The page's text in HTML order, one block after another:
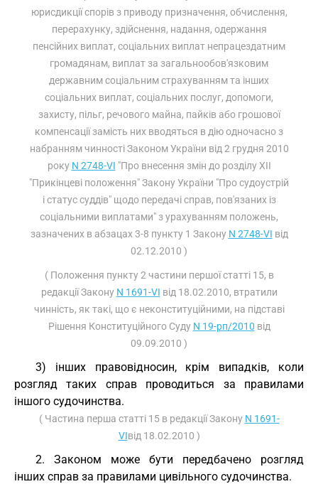
юрисдикції спорів з приводу призначення, обчислення,
перерахунку, здійснення, надання, одержання
пенсійних виплат, соціальних виплат непрацездатним
громадянам, виплат за загальнообов'язковим
державним соціальним страхуванням та інших
соціальних виплат, соціальних послуг, допомоги,
захисту, пільг, речового майна, пайків або грошової
компенсації замість них вводяться в дію одночасно з
набранням чинності Законом України від 2 грудня 2010
року N 2748-VI "Про внесення змін до розділу XII
"Прикінцеві положення" Закону України "Про судоустрій
і статус суддів" щодо передачі справ, пов'язаних із
соціальними виплатами" з урахуванням положень,
зазначених в абзацах 3-8 пункту 1 Закону N 2748-VI від
02.12.2010 )
( Положення пункту 2 частини першої статті 15, в
редакції Закону N 1691-VI від 18.02.2010, втратили
чинність, як такі, що є неконституційними, на підставі
Рішення Конституційного Суду N 19-рп/2010 від
09.09.2010 )
3) інших правовідносин, крім випадків, коли
розгляд таких справ проводиться за правилами
іншого судочинства.
( Частина перша статті 15 в редакції Закону N 1691-
VIвід 18.02.2010 )
2. Законом може бути передбачено розгляд
інших справ за правилами цивільного судочинства.